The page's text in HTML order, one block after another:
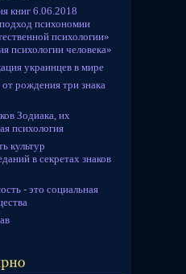
книг 6.06.2018
психономии
психологии»
психологии человека»
украинцев в мире
рождения три знака
Зодиака, их
психология
культур
в секретах знаков
- это социальная